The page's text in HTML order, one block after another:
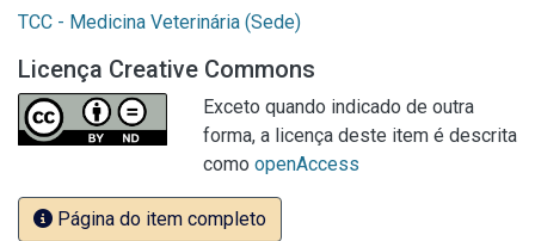
TCC - Medicina Veterinária (Sede)
Licença Creative Commons
Exceto quando indicado de outra
forma, a licença deste item é descrita
como openAccess
Página do item completo